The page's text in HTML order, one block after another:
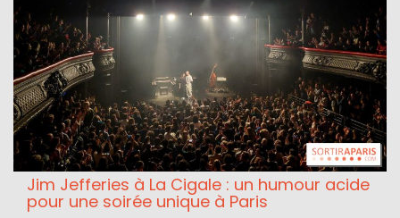
Jim Jefferies à La Cigale : un humour acide
pour une soirée unique à Paris